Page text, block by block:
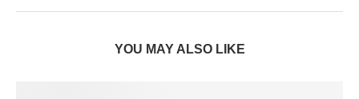
YOU MAY ALSO LIKE